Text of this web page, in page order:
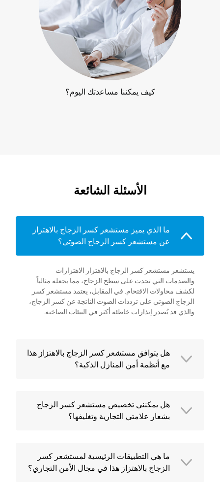
كيف يمكننا مساعدتك اليوم؟
الأسئلة الشائعة
ما الذي يميز مستشعر كسر الزجاج بالاهتزاز
عن مستشعر كسر الزجاج الصوتي؟
يستشعر مستشعر كسر الزجاج بالاهتزاز الاهتزازات
والصدمات التي تحدث على سطح الزجاج، مما يجعله مثالياً
لكشف محاولات الاقتحام. في المقابل، يعتمد مستشعر كسر
الزجاج الصوتي على ترددات الصوت الناتجة عن كسر الزجاج،
والذي قد يُصدر إنذارات خاطئة أكثر في البيئات الصاخبة.
هل يتوافق مستشعر كسر الزجاج بالاهتزاز هذا
مع أنظمة أمن المنازل الذكية؟
هل يمكنني تخصيص مستشعر كسر الزجاج
بشعار علامتي التجارية وتغليفها؟
ما هي التطبيقات الرئيسية لمستشعر كسر
الزجاج بالاهتزاز هذا في مجال الأمن التجاري؟